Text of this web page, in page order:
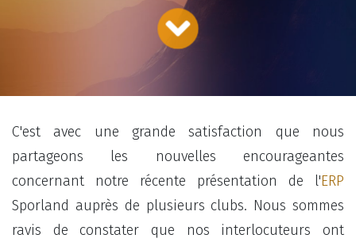
C'est avec une grande satisfaction que nous
partageons les nouvelles encourageantes
concernant notre récente présentation de l'ERP
Sporland auprès de plusieurs clubs. Nous sommes
ravis de constater que nos interlocuteurs ont